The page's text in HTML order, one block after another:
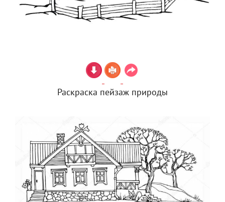
Раскраска пейзаж природы